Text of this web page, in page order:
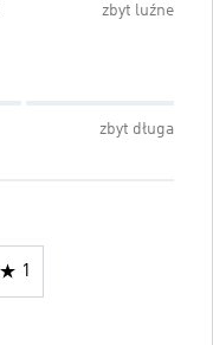
zbyt luźne
zbyt długa
1